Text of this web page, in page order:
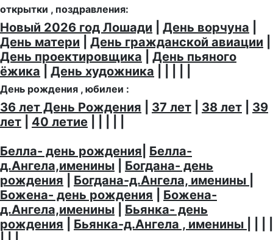
открытки , поздравления:
Новый 2026 год Лошади День ворчуна
День матери
День гражданской авиации
День проектировщика
День пьяного
ёжика
День художника
День рождения , юбилеи :
36 лет День Рождения 37 лет 38 лет
39
лет
40 летие
Белла- день рождения Белла-
д.Ангела,именины
Богдана- день
рождения
Богдана-д.Ангела, именины
Божена- день рождения
Божена-
д.Ангела,именины
Бьянка- день
рождения
Бьянка-д.Ангела , именины